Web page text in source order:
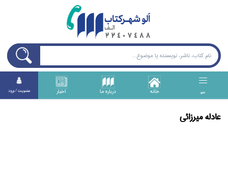
منو خانه درباره ما اخبار عضويت / ورود
عادله ميرزائي